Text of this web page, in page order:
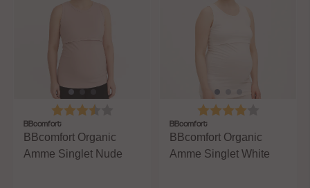
Karakter:
BBcomfort
BBcomfort Organic
Amme Singlet Nude
Karakter:
BBcomfort
BBcomfort Organic
Amme Singlet White